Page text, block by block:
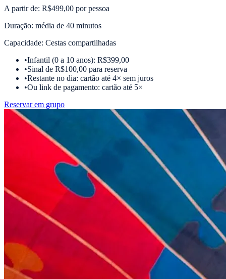
A partir de: R$499,00 por pessoa
Duração: média de 40 minutos
Capacidade: Cestas compartilhadas
•Infantil (0 a 10 anos): R$399,00
•Sinal de R$100,00 para reserva
•Restante no dia: cartão até 4× sem juros
•Ou link de pagamento: cartão até 5×
Reservar em grupo